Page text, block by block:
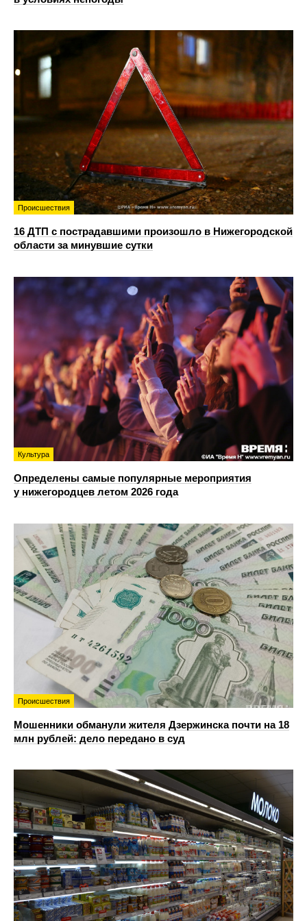
Происшествия
16 ДТП с пострадавшими произошло в Нижегородской
области за минувшие сутки
Культура
Определены самые популярные мероприятия
у нижегородцев летом 2026 года
Происшествия
Мошенники обманули жителя Дзержинска почти на 18
млн рублей: дело передано в суд